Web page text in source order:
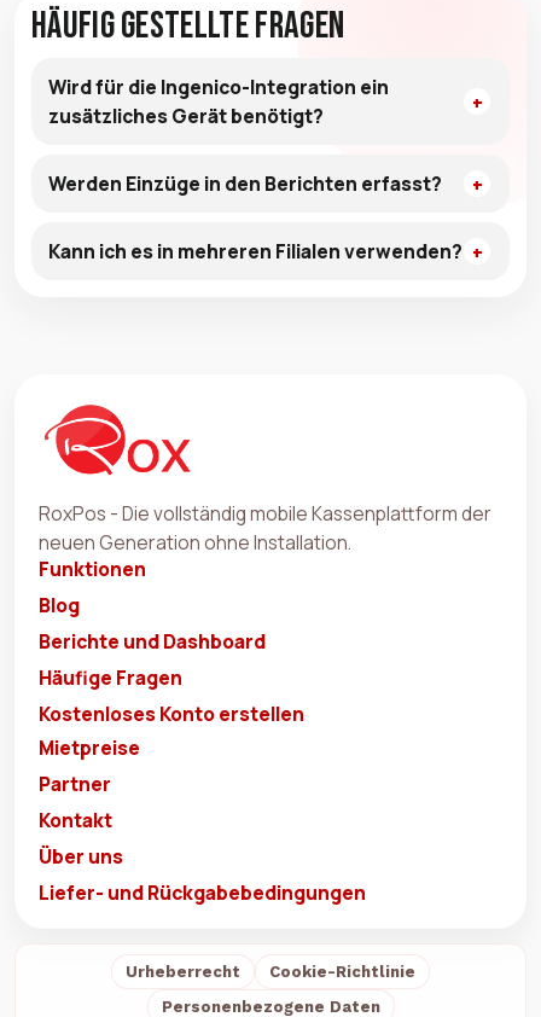
Häufig gestellte Fragen
Wird für die Ingenico-Integration ein
zusätzliches Gerät benötigt?
Werden Einzüge in den Berichten erfasst?
Kann ich es in mehreren Filialen verwenden?
RoxPos - Die vollständig mobile Kassenplattform der
neuen Generation ohne Installation.
Funktionen
Blog
Berichte und Dashboard
Häufige Fragen
Kostenloses Konto erstellen
Mietpreise
Partner
Kontakt
Über uns
Liefer- und Rückgabebedingungen
Urheberrecht
Cookie-Richtlinie
Personenbezogene Daten